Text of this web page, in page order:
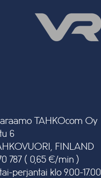
TAHKOcom Oy
6
FINLAND
787 ( 0,65 €/min )
perjantai klo 9.00-17.00